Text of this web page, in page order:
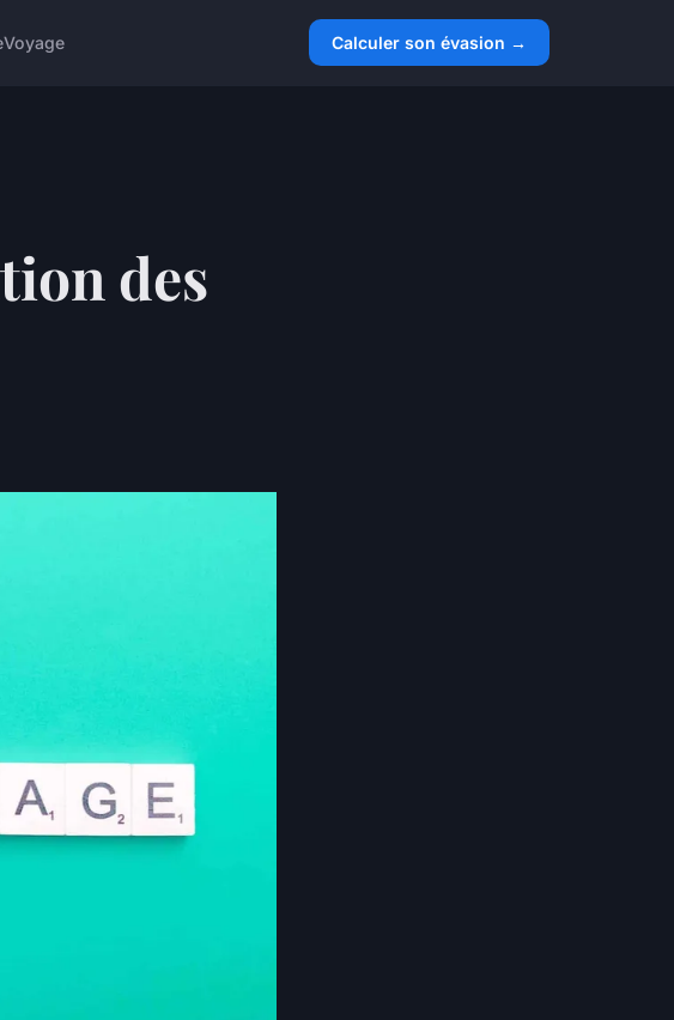
Voyage Calculer son évasion →
des